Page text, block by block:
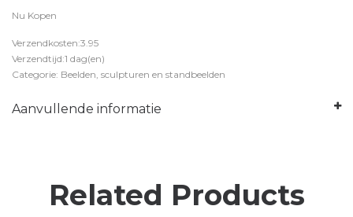
Nu Kopen
Verzendkosten:3.95
Verzendtijd:1 dag(en)
Categorie: Beelden, sculpturen en standbeelden
Aanvullende informatie
Related Products